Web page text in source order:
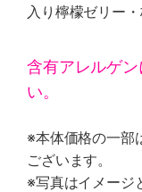
入り檸檬ゼリー
含有アレルゲ
い。
※本体価格の一部
ございます。
※写真はイメージ